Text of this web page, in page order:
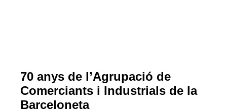
70 anys de l’Agrupació de
Comerciants i Industrials de la
Barceloneta